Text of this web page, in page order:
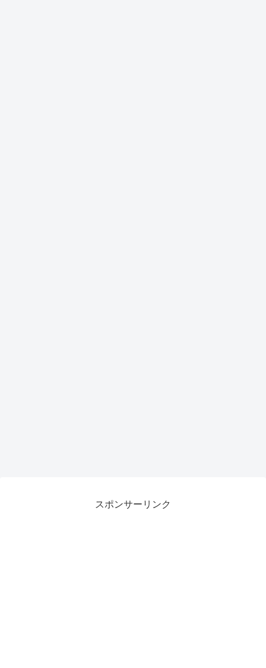
スポンサーリンク